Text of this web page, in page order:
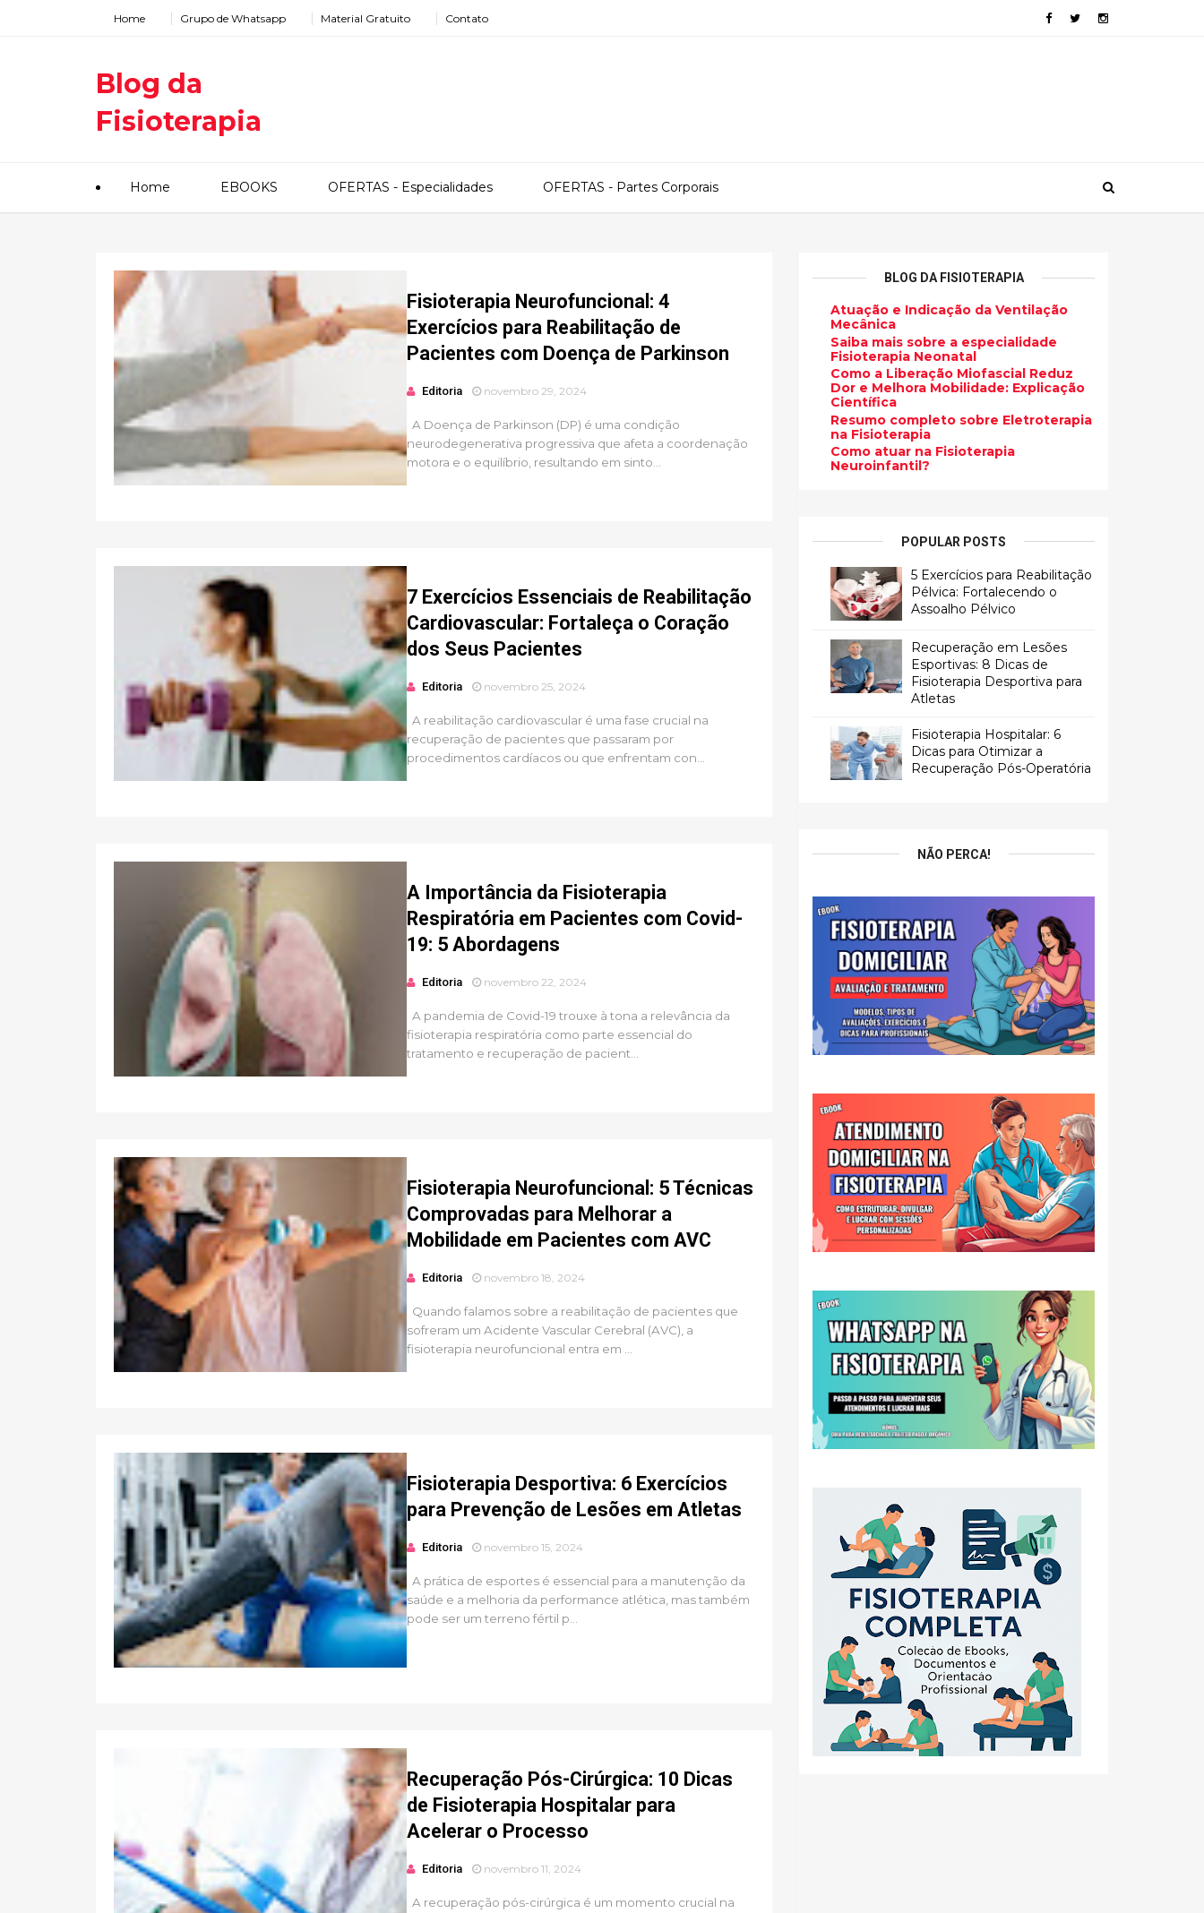
Home Grupo de Whatsapp Material Gratuito Contato
Blog da
Fisioterapia
Home EBOOKS OFERTAS - Especialidades OFERTAS - Partes Corporais
Fisioterapia Neurofuncional: 4
Exercícios para Reabilitação de
Pacientes com Doença de Parkinson
Editoria novembro 29, 2024
A Doença de Parkinson (DP) é uma condição
neurodegenerativa progressiva que afeta a coordenação
motora e o equilíbrio, resultando em sinto...
7 Exercícios Essenciais de Reabilitação
Cardiovascular: Fortaleça o Coração
dos Seus Pacientes
Editoria novembro 25, 2024
A reabilitação cardiovascular é uma fase crucial na
recuperação de pacientes que passaram por
procedimentos cardíacos ou que enfrentam con...
A Importância da Fisioterapia
Respiratória em Pacientes com Covid-
19: 5 Abordagens
Editoria novembro 22, 2024
A pandemia de Covid-19 trouxe à tona a relevância da
fisioterapia respiratória como parte essencial do
tratamento e recuperação de pacient...
Fisioterapia Neurofuncional: 5 Técnicas
Comprovadas para Melhorar a
Mobilidade em Pacientes com AVC
Editoria novembro 18, 2024
Quando falamos sobre a reabilitação de pacientes que
sofreram um Acidente Vascular Cerebral (AVC), a
fisioterapia neurofuncional entra em ...
Fisioterapia Desportiva: 6 Exercícios
para Prevenção de Lesões em Atletas
Editoria novembro 15, 2024
A prática de esportes é essencial para a manutenção da
saúde e a melhoria da performance atlética, mas também
pode ser um terreno fértil p...
Recuperação Pós-Cirúrgica: 10 Dicas
de Fisioterapia Hospitalar para
Acelerar o Processo
Editoria novembro 11, 2024
A recuperação pós-cirúrgica é um momento crucial na
BLOG DA FISIOTERAPIA
Atuação e Indicação da Ventilação
Mecânica
Saiba mais sobre a especialidade
Fisioterapia Neonatal
Como a Liberação Miofascial Reduz
Dor e Melhora Mobilidade: Explicação
Científica
Resumo completo sobre Eletroterapia
na Fisioterapia
Como atuar na Fisioterapia
Neuroinfantil?
POPULAR POSTS
5 Exercícios para Reabilitação
Pélvica: Fortalecendo o
Assoalho Pélvico
Recuperação em Lesões
Esportivas: 8 Dicas de
Fisioterapia Desportiva para
Atletas
Fisioterapia Hospitalar: 6
Dicas para Otimizar a
Recuperação Pós-Operatória
NÃO PERCA!